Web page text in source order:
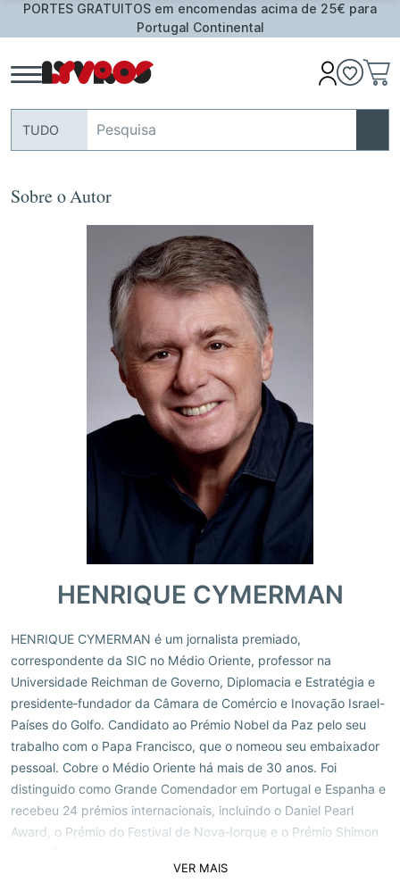
PORTES GRATUITOS em encomendas acima de 25€ para
Portugal Continental
TUDO
Sobre o Autor
HENRIQUE CYMERMAN
HENRIQUE CYMERMAN é um jornalista premiado,
correspondente da SIC no Médio Oriente, professor na
Universidade Reichman de Governo, Diplomacia e Estratégia e
presidente‑fundador da Câmara de Comércio e Inovação Israel-
Países do Golfo. Candidato ao Prémio Nobel da Paz pelo seu
trabalho com o Papa Francisco, que o nomeou seu embaixador
pessoal. Cobre o Médio Oriente há mais de 30 anos. Foi
distinguido como Grande Comendador em Portugal e Espanha e
recebeu 24 prémios internacionais, incluindo o Daniel Pearl
Award, o Prémio do Festival de Nova‑Iorque e o Prémio Shimon
geopolítica, segurança regional e relações Israel-mundo árabe.
VER MAIS